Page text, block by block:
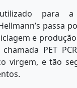
para a
passa
e
PET
virgem, e tão